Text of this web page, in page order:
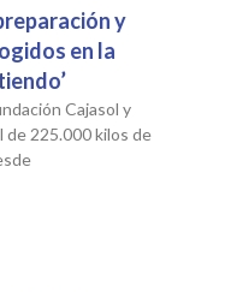
y
en la
Cajasol y
de 225.000 kilos de